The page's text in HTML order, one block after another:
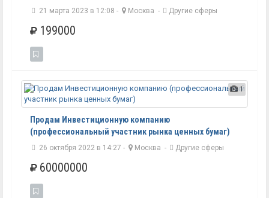
21 марта 2023 в 12:08 - Москва - Другие сферы
199000
1
Продам Инвестиционную компанию
(профессиональный участник рынка ценных бумаг)
26 октября 2022 в 14:27 - Москва - Другие сферы
60000000